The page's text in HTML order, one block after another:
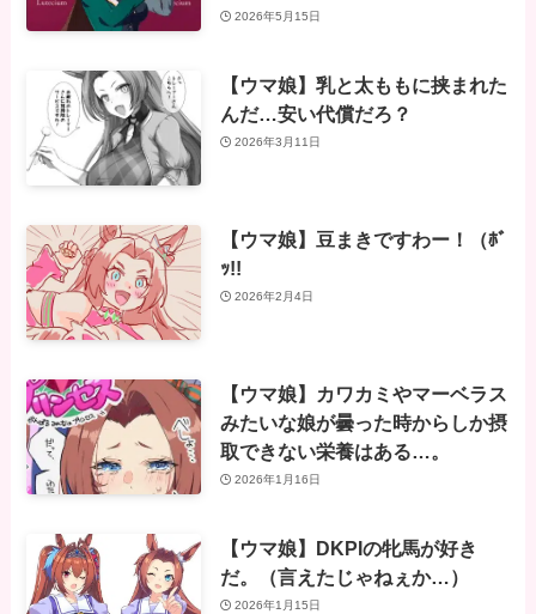
2026年5月15日
【ウマ娘】乳と太ももに挟まれた
んだ…安い代償だろ？
2026年3月11日
【ウマ娘】豆まきですわー！（ﾎﾞ
ｯ!!
2026年2月4日
【ウマ娘】カワカミやマーベラス
みたいな娘が曇った時からしか摂
取できない栄養はある…。
2026年1月16日
【ウマ娘】DKPIの牝馬が好き
だ。（言えたじゃねぇか…）
2026年1月15日